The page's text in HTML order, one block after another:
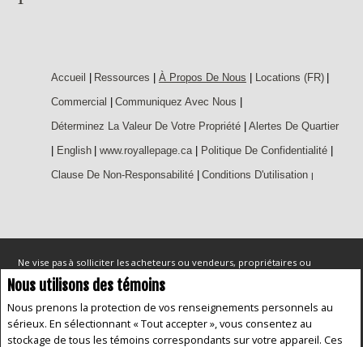
Nous utilisons des témoins
Nous prenons la protection de vos renseignements personnels au
sérieux. En sélectionnant « Tout accepter », vous consentez au
stockage de tous les témoins correspondants sur votre appareil. Ces
Accueil Ressources À Propos De Nous Locations (FR)
Commercial
Communiquez Avec Nous
Déterminez La Valeur De Votre Propriété
Alertes De Quartier
| English | www.royallepage.ca | Politique De Confidentialité |
Clause De Non-Responsabilité | Conditions D'utilisation |
Ne vise pas à solliciter les acheteurs ou vendeurs, propriétaires ou
locataires actuellement sous contrat. REALTOR®, REALTORS® et le logo
REALTOR® sont des marques déposées de REALTOR® Canada Inc., une
canadienne de l'immeuble sont propriétaires. Les marques de commerce
REALTOR® servent à distinguer les services immobiliers offerts par les
courtiers et agents d'immeuble en tant que membres de l'ACI. Les